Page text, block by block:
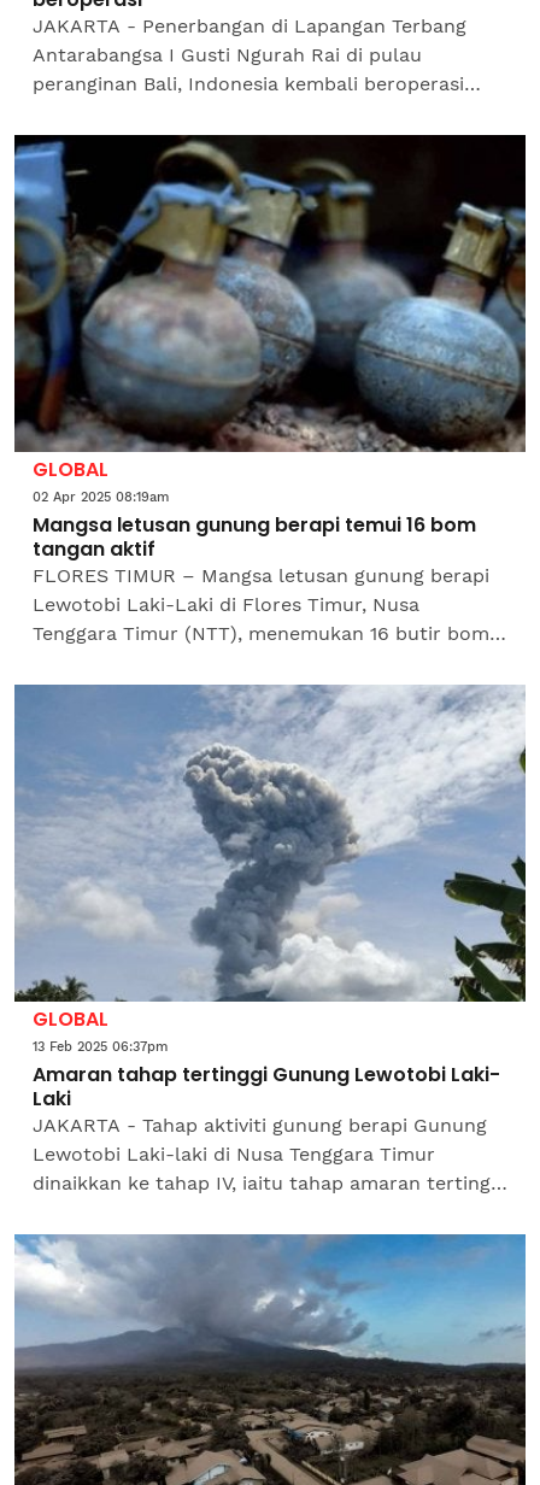
JAKARTA - Penerbangan di Lapangan Terbang
Antarabangsa I Gusti Ngurah Rai di pulau
peranginan Bali, Indonesia kembali beroperasi
Lewotobi Laki-Laki di...
GLOBAL
02 Apr 2025 08:19am
Mangsa letusan gunung berapi temui 16 bom
tangan aktif
FLORES TIMUR – Mangsa letusan gunung berapi
Lewotobi Laki-Laki di Flores Timur, Nusa
Tenggara Timur (NTT), menemukan 16 butir bom
merupakan tinggalan...
GLOBAL
13 Feb 2025 06:37pm
Amaran tahap tertinggi Gunung Lewotobi Laki-
Laki
JAKARTA - Tahap aktiviti gunung berapi Gunung
Lewotobi Laki-laki di Nusa Tenggara Timur
dinaikkan ke tahap IV, iaitu tahap amaran tertinggi
Pengurusan...